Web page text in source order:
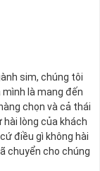
âm dương và đất
lợi và mang lại
hai mặt của
để đưa ra
sim, chúng tôi
là mang đến
chọn và cả thái
lòng của khách
điều gì không hài
chuyển cho chúng